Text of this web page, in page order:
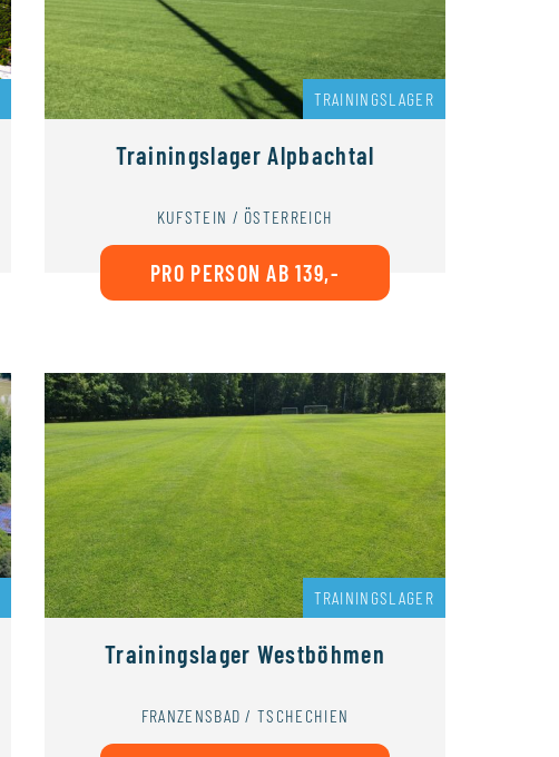
TRAININGSLAGER
Trainingslager Alpbachtal
KUFSTEIN / ÖSTERREICH
PRO PERSON AB 139,-
TRAININGSLAGER
Trainingslager Westböhmen
FRANZENSBAD / TSCHECHIEN